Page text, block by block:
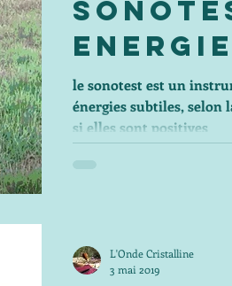
le sonotest est un
énergies subtiles, selon
si elles sont positives
L'Onde Cristalline
3 mai 2019